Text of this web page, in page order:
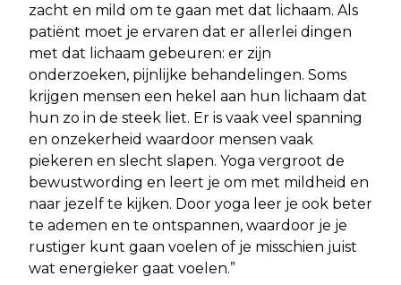
zacht en mild om te gaan met dat lichaam. Als
patiënt moet je ervaren dat er allerlei dingen
met dat lichaam gebeuren: er zijn
onderzoeken, pijnlijke behandelingen. Soms
krijgen mensen een hekel aan hun lichaam dat
hun zo in de steek liet. Er is vaak veel spanning
en onzekerheid waardoor mensen vaak
piekeren en slecht slapen. Yoga vergroot de
bewustwording en leert je om met mildheid en
naar jezelf te kijken. Door yoga leer je ook beter
te ademen en te ontspannen, waardoor je je
rustiger kunt gaan voelen of je misschien juist
wat energieker gaat voelen.”